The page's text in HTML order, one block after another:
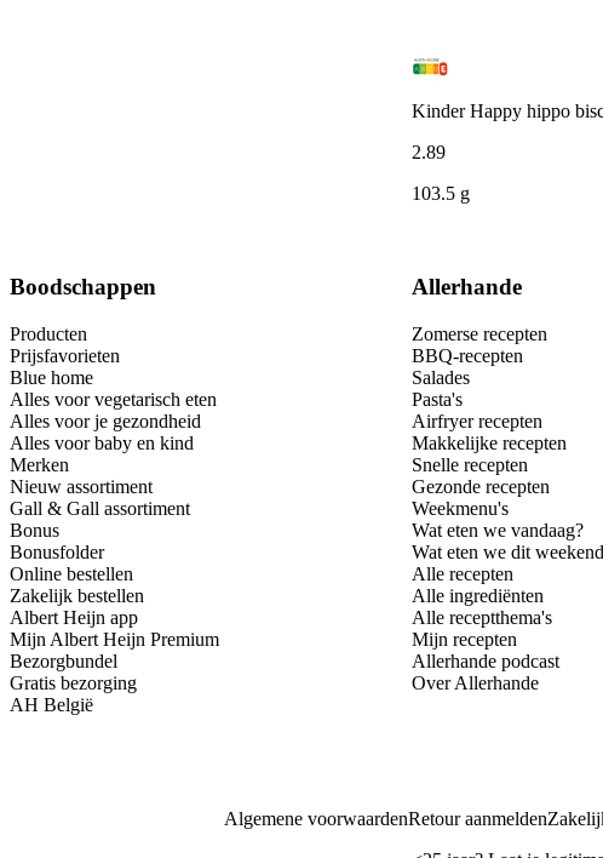
Kinder Happy hippo
2.89
103.5 g
Boodschappen
Producten
Prijsfavorieten
Blue home
Alles voor vegetarisch eten
Alles voor je gezondheid
Alles voor baby en kind
Merken
Nieuw assortiment
Gall & Gall assortiment
Bonus
Bonusfolder
Online bestellen
Zakelijk bestellen
Albert Heijn app
Mijn Albert Heijn Premium
Bezorgbundel
Gratis bezorging
AH België
Allerhande
Zomerse recepten
BBQ-recepten
Salades
Pasta's
Airfryer recepten
Makkelijke recepten
Snelle recepten
Gezonde recepten
Weekmenu's
Wat eten we vandaag?
Wat eten we dit
Alle recepten
Alle ingrediënten
Alle receptthema's
Mijn recepten
Allerhande podcast
Over Allerhande
Algemene voorwaardenRetour aanmelden